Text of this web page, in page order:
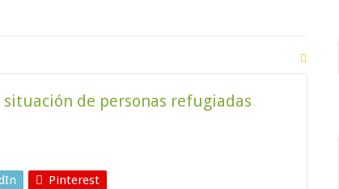
de personas refugiadas
Pinterest